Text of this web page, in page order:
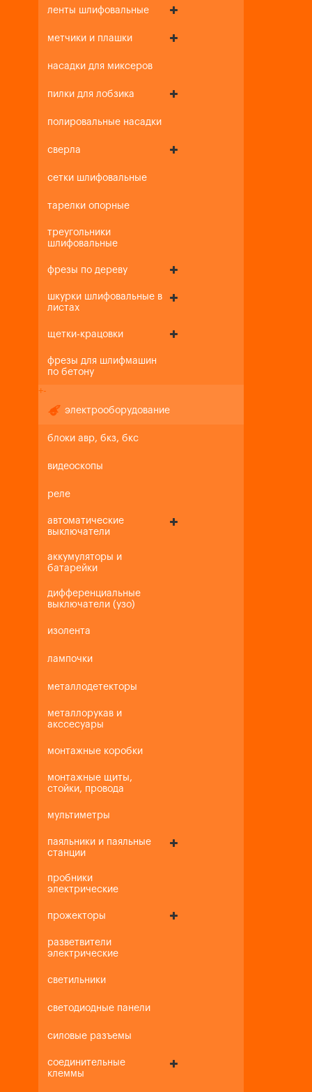
ленты шлифовальные
метчики и плашки
насадки для миксеров
пилки для лобзика
полировальные насадки
сверла
сетки шлифовальные
тарелки опорные
треугольники
шлифовальные
фрезы по дереву
шкурки шлифовальные в
листах
щетки-крацовки
фрезы для шлифмашин
по бетону
+-
электрооборудование
блоки авр, бкз, бкс
видеоскопы
реле
автоматические
выключатели
аккумуляторы и
батарейки
дифференциальные
выключатели (узо)
изолента
лампочки
металлодетекторы
металлорукав и
акссесуары
монтажные коробки
монтажные щиты,
стойки, провода
мультиметры
паяльники и паяльные
станции
пробники
электрические
прожекторы
разветвители
электрические
светильники
светодиодные панели
силовые разъемы
соединительные
клеммы